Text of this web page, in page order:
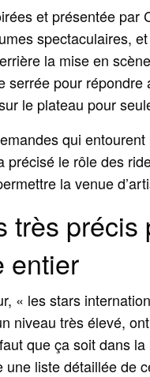
et présentée par
spectaculaires,
la mise en
serrée pour
le plateau pour
qui
précisé le rôle des
la venue
très
entier
« les stars
niveau très élevé,
que ça soit dans
une liste détaillée de